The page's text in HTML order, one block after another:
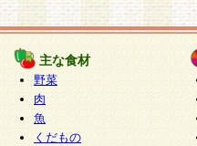
主な食材
野菜
肉
魚
くだもの